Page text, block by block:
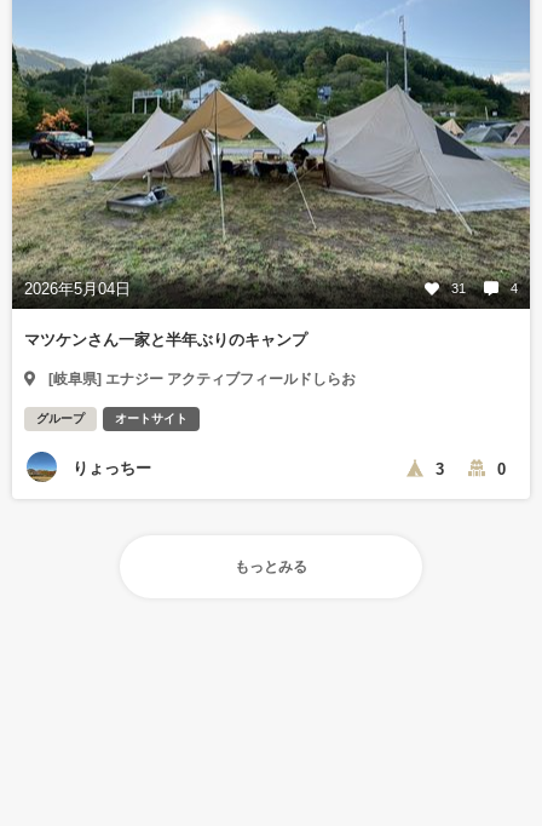
2026年5月04日 31 4
マツケンさん一家と半年ぶりのキャンプ
[岐阜県] エナジー アクティブフィールドしらお
グループ オートサイト
りょっちー 3 0
もっとみる